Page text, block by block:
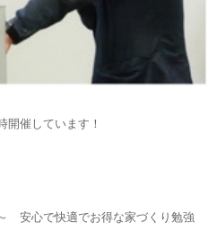
催しています！
安心で快適でお得な家づくり勉強